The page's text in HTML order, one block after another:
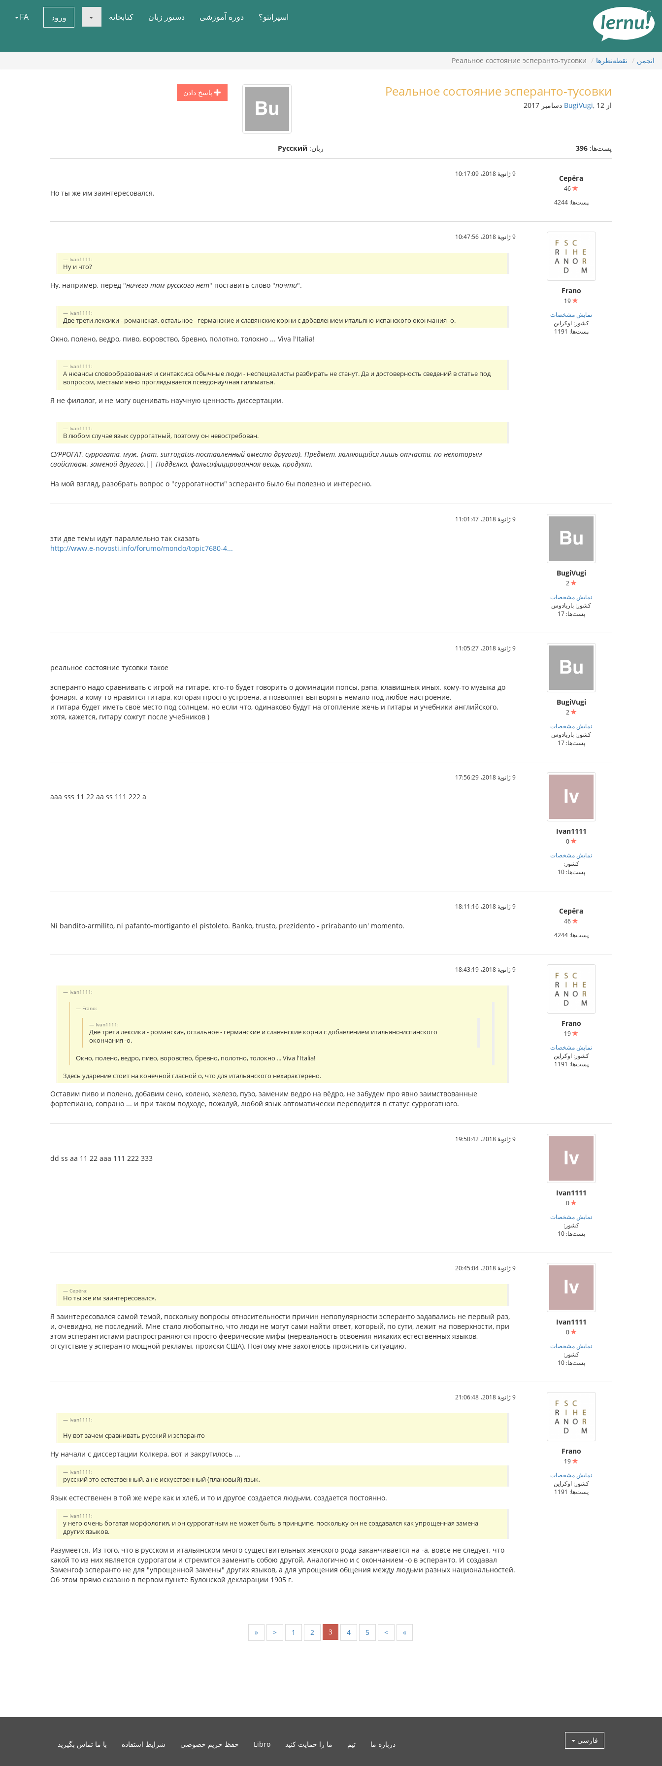
محتوا
اسپرانتو؟ دوره آموزشی دستور زبان کتابخانه ورود FA
انجمن نقطه‌نظرها Реальное состояние эсперанто-тусовки
پاسخ دادن Реальное состояние эсперанто-тусовки
از BugiVugi, 12 دسامبر 2017
پست‌ها: 396 زبان: Русский
Серёга
پست‌ها: 4244
9 ژانویهٔ 2018،‏ 10:17:09
Но ты же им заинтересовался.
Frano
نمایش مشخصات
کشور: اوکراین
پست‌ها: 1191
9 ژانویهٔ 2018،‏ 10:47:56
Ivan1111:
Ну и что?
Ну, например, перед "ничего там русского нет" поставить слово "почти".
Ivan1111:
Две трети лексики - романская, остальное - германские и славянские корни с добавлением итальяно-испанского окончания -o.
Окно, полено, ведро, пиво, воровство, бревно, полотно, толокно ... Viva l'Italia!
Ivan1111:
А нюансы словообразования и синтаксиса обычные люди - неспециалисты разбирать не станут. Да и достоверность сведений в статье под
вопросом, местами явно проглядывается псевдонаучная галиматья.
Я не филолог, и не могу оценивать научную ценность диссертации.
Ivan1111:
В любом случае язык суррогатный, поэтому он невостребован.
СУРРОГА́Т, суррогата, муж. (лат. surrogatus-поставленный вместо другого). Предмет, являющийся лишь отчасти, по некоторым
свойствам, заменой другого.|| Подделка, фальсифицированная вещь, продукт.
На мой взгляд, разобрать вопрос о "суррогатности" эсперанто было бы полезно и интересно.
BugiVugi
نمایش مشخصات
کشور: باربادوس
پست‌ها: 17
9 ژانویهٔ 2018،‏ 11:01:47
эти две темы идут параллельно так сказать
http://www.e-novosti.info/forumo/mondo/topic7680-4...
BugiVugi
نمایش مشخصات
کشور: باربادوس
پست‌ها: 17
9 ژانویهٔ 2018،‏ 11:05:27
реальное состояние тусовки такое
эсперанто надо сравнивать с игрой на гитаре. кто-то будет говорить о доминации попсы, рэпа, клавишных иных. кому-то музыка до
фонаря. а кому-то нравится гитара, которая просто устроена, а позволяет вытворять немало под любое настроение.
и гитара будет иметь своё место под солнцем. но если что, одинаково будут на отопление жечь и гитары и учебники английского.
хотя, кажется, гитару сожгут после учебников )
Ivan1111
0
نمایش مشخصات
کشور:
پست‌ها: 10
9 ژانویهٔ 2018،‏ 17:56:29
aaa sss 11 22 aa ss 111 222 a
Серёга
پست‌ها: 4244
9 ژانویهٔ 2018،‏ 18:11:16
Ni bandito-armilito, ni pafanto-mortiganto el pistoleto. Banko, trusto, prezidento - prirabanto un' momento.
Frano
نمایش مشخصات
کشور: اوکراین
پست‌ها: 1191
9 ژانویهٔ 2018،‏ 18:43:19
Ivan1111:
Frano:
Ivan1111:
Две трети лексики - романская, остальное - германские и славянские корни с добавлением итальяно-испанского
окончания -o.
Окно, полено, ведро, пиво, воровство, бревно, полотно, толокно ... Viva l'Italia!
Здесь ударение стоит на конечной гласной о, что для итальянского нехарактерено.
Оставим пиво и полено, добавим сено, колено, железо, пузо, заменим ведро на вёдро, не забудем про явно заимствованные
фортепиано, сопрано ... и при таком подходе, пожалуй, любой язык автоматически переводится в статус суррогатного.
Ivan1111
0
نمایش مشخصات
کشور:
پست‌ها: 10
9 ژانویهٔ 2018،‏ 19:50:42
dd ss aa 11 22 aaa 111 222 333
Ivan1111
0
نمایش مشخصات
کشور:
پست‌ها: 10
9 ژانویهٔ 2018،‏ 20:45:04
Серёга:
Но ты же им заинтересовался.
Я заинтересовался самой темой, поскольку вопросы относительности причин непопулярности эсперанто задавались не первый раз,
и, очевидно, не последний. Мне стало любопытно, что люди не могут сами найти ответ, который, по сути, лежит на поверхности, при
этом эсперантистами распространяются просто феерические мифы (нереальность освоения никаких естественных языков,
отсутствие у эсперанто мощной рекламы, происки США). Поэтому мне захотелось прояснить ситуацию.
Frano
نمایش مشخصات
کشور: اوکراین
پست‌ها: 1191
9 ژانویهٔ 2018،‏ 21:06:48
Ivan1111:
Ну вот зачем сравнивать русский и эсперанто
Ну начали с диссертации Колкера, вот и закрутилось ...
Ivan1111:
русский это естественный, а не искусственный (плановый) язык,
Язык естественен в той же мере как и хлеб, и то и другое создается людьми, создается постоянно.
Ivan1111:
у него очень богатая морфология, и он суррогатным не может быть в принципе, поскольку он не создавался как упрощенная замена
других языков.
Разумеется. Из того, что в русском и итальянском много существительных женского рода заканчивается на -а, вовсе не следует, что
какой то из них является суррогатом и стремится заменить собою другой. Аналогично и с окончанием -о в эсперанто. И создавал
Заменгоф эсперанто не для "упрощенной замены" других языков, а для упрощения общения между людьми разных национальностей.
Об этом прямо сказано в первом пункте Булонской декларации 1905 г.
« < 1 2 3 4 5 > »
فارسی درباره ما تیم ما را حمایت کنید Libro حفظ حریم خصوصی شرایط استفاده با ما تماس بگیرید